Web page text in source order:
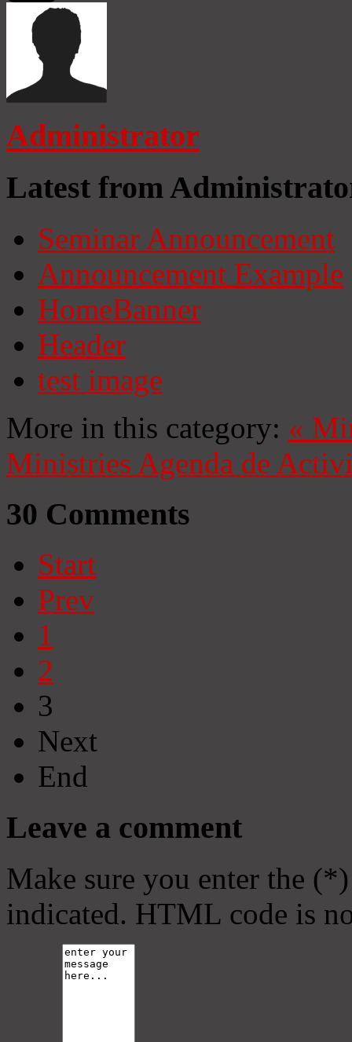
Administrator
Latest from
Seminar Announcement
Announcement Example
HomeBanner
Header
test image
More in this category: «
Ministries Agenda de
30 Comments
Start
Prev
1
2
3
Next
End
Leave a comment
Make sure you enter the
indicated. HTML code is